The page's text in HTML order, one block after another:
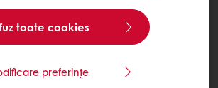
toate cookies
preferințe